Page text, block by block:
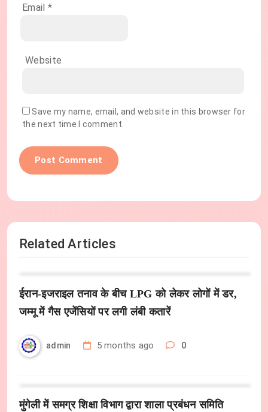
Email *
Website
Save my name, email, and website in this browser for
the next time I comment.
Related Articles
ईरान-इजराइल तनाव के बीच LPG को लेकर लोगों में डर,
जम्मू में गैस एजेंसियों पर लगी लंबी कतारें
admin 5 months ago 0
मुंगेली में समग्र शिक्षा विभाग द्वारा शाला प्रबंधन समिति